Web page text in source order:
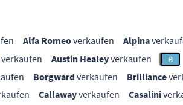
Alfa Romeoverkaufen Alpina
verkaufen Austin Healeyverkaufen B
Borgwardverkaufen Brilliance
Callawayverkaufen Casalini